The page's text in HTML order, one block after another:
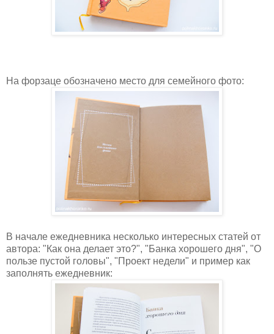
На форзаце обозначено место для семейного фото:
В начале ежедневника несколько интересных статей от
автора: "Как она делает это?", "Банка хорошего дня", "О
пользе пустой головы", "Проект недели" и пример как
заполнять ежедневник: